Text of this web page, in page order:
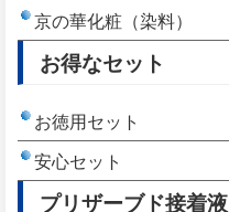
京の華化粧（染料）
お得なセット
お徳用セット
安心セット
プリザーブド接着液